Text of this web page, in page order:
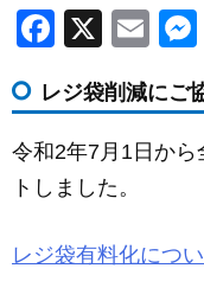
F
c
e
b
o
X
E
ail
レジ袋削減にご
令和2年7月1日か
トしました。
レジ袋有料化につ